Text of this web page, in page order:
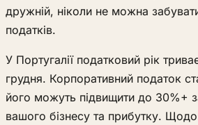
дружній, ніколи не можна
податків.
У Португалії податковий рік
грудня. Корпоративний податок
його можуть підвищити до 30%+
вашого бізнесу та прибутку. Щодо